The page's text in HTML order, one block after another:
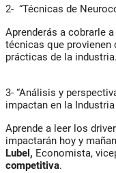
2- “Técnicas de
Aprenderás a cobrarle
técnicas que provienen
prácticas de la
3- “Análisis y
impactan en la
Aprende a leer los
impactarán hoy y
Lubel, Economista,
competitiva.